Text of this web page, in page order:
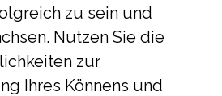
zu sein und
Nutzen Sie die
zur
Ihres Könnens und